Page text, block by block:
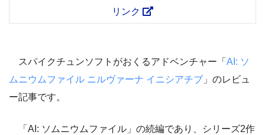
リンク
スパイクチュンソフトがおくるアドベンチャー「 AI: ソ
ムニウムファイル ニルヴァーナ イニシアチブ 」のレビュ
ー記事です。
「AI: ソムニウムファイル」の続編であり、シリーズ2作